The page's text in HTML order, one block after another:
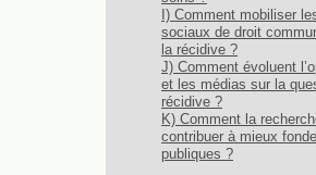
I) Comment mobiliser
sociaux de droit
la récidive ?
J) Comment évoluent
et les médias sur la
récidive ?
K) Comment la
contribuer à mieux
publiques ?